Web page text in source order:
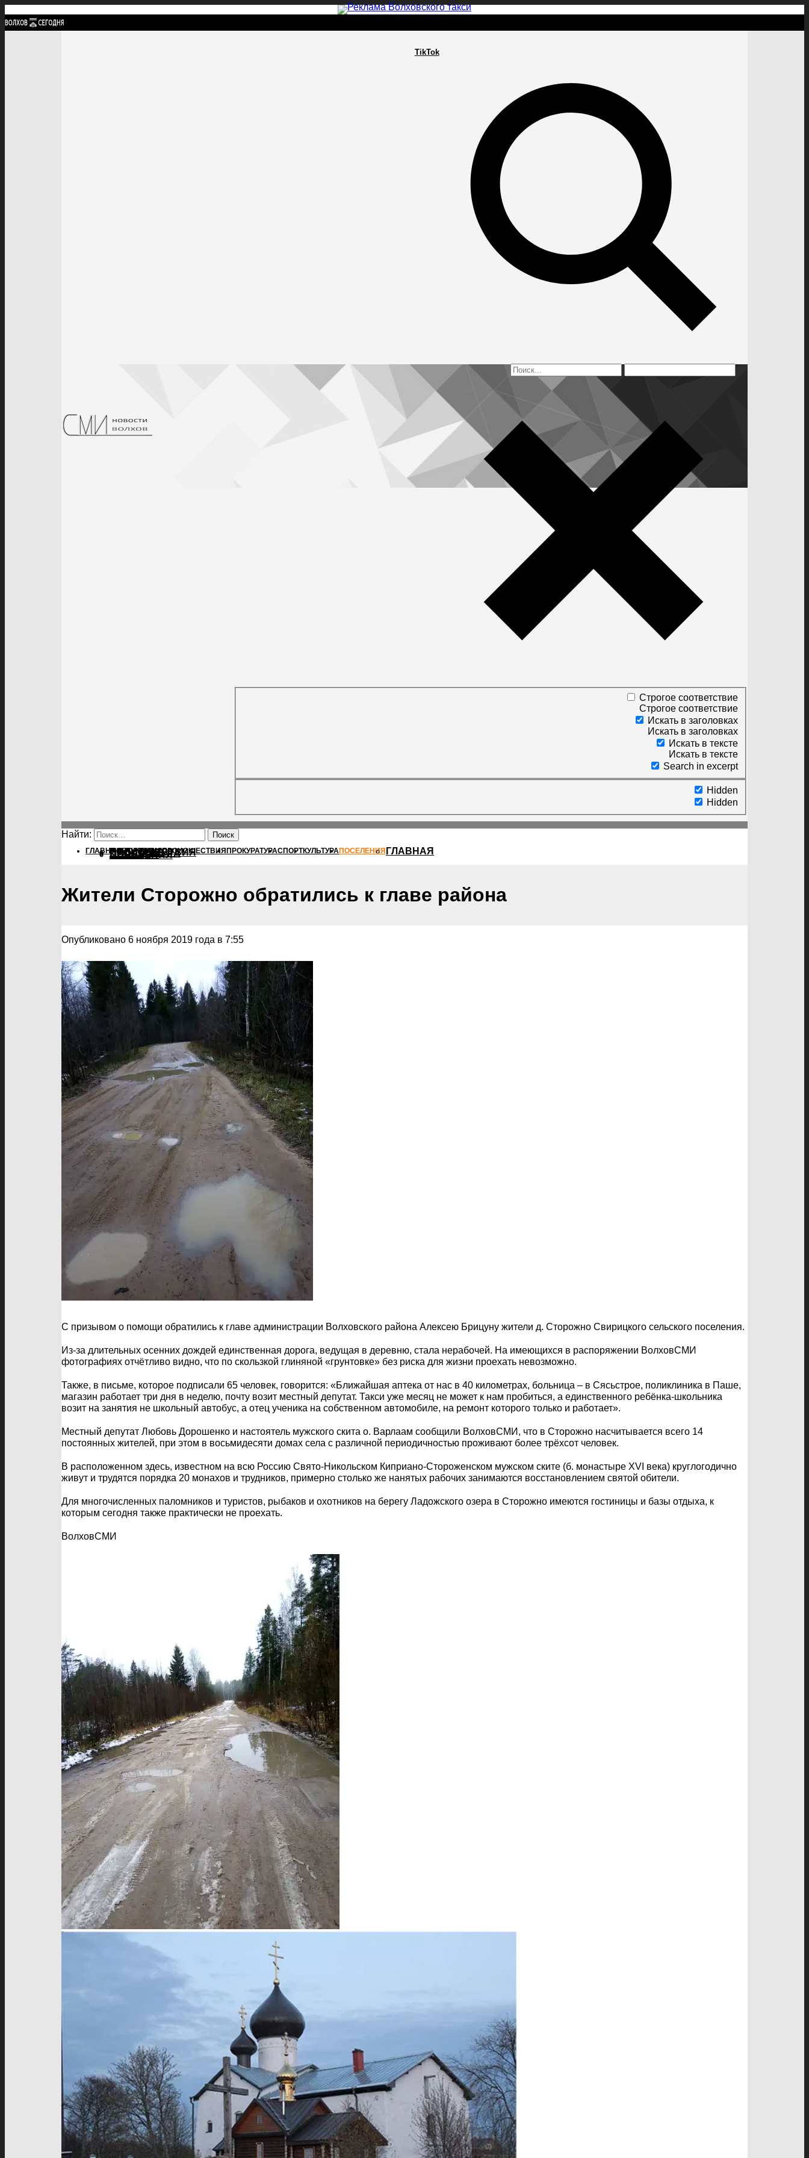
TikTok
Строгое соответствие
Строгое соответствие
Искать в заголовках
Искать в заголовках
Искать в тексте
Искать в тексте
Search in excerpt
Hidden
Hidden
Найти:
ГЛАВНАЯПОЛИТИКАПРОИСШЕСТВИЯ ПРОКУРАТУРАСПОРТКУЛЬТУРАПОСЕЛЕНИЯ ГЛАВНАЯ
ПОЛИТИКА
ПРОИСШЕСТВИЯ
ПРОКУРАТУРА
СПОРТ
КУЛЬТУРА
ПОСЕЛЕНИЯ
Жители Сторожно обратились к главе района
Опубликовано 6 ноября 2019 года в 7:55
С призывом о помощи обратились к главе администрации Волховского района Алексею Брицуну жители д. Сторожно Свирицкого сельского поселения.
Из-за длительных осенних дождей единственная дорога, ведущая в деревню, стала нерабочей. На имеющихся в распоряжении ВолховСМИ
фотографиях отчётливо видно, что по скользкой глиняной «грунтовке» без риска для жизни проехать невозможно.
Также, в письме, которое подписали 65 человек, говорится: «Ближайшая аптека от нас в 40 километрах, больница – в Сясьстрое, поликлиника в Паше,
магазин работает три дня в неделю, почту возит местный депутат. Такси уже месяц не может к нам пробиться, а единственного ребёнка-школьника
возит на занятия не школьный автобус, а отец ученика на собственном автомобиле, на ремонт которого только и работает».
Местный депутат Любовь Дорошенко и настоятель мужского скита о. Варлаам сообщили ВолховСМИ, что в Сторожно насчитывается всего 14
постоянных жителей, при этом в восьмидесяти домах села с различной периодичностью проживают более трёхсот человек.
В расположенном здесь, известном на всю Россию Свято-Никольском Киприано-Стороженском мужском ските (б. монастыре XVI века) круглогодично
живут и трудятся порядка 20 монахов и трудников, примерно столько же нанятых рабочих занимаются восстановлением святой обители.
Для многочисленных паломников и туристов, рыбаков и охотников на берегу Ладожского озера в Сторожно имеются гостиницы и базы отдыха, к
которым сегодня также практически не проехать.
ВолховСМИ